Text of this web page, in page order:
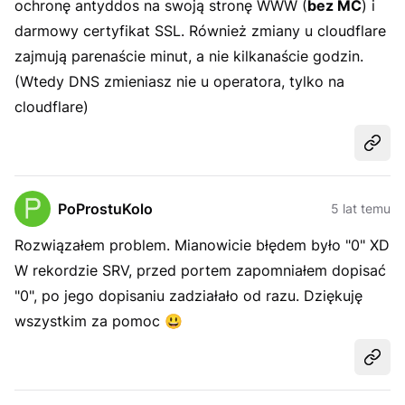
ochronę antyddos na swoją stronę WWW (bez MC) i
darmowy certyfikat SSL. Również zmiany u cloudflare
zajmują parenaście minut, a nie kilkanaście godzin.
(Wtedy DNS zmieniasz nie u operatora, tylko na
cloudflare)
PoProstuKolo 5 lat temu
Rozwiązałem problem. Mianowicie błędem było "0" XD
W rekordzie SRV, przed portem zapomniałem dopisać
"0", po jego dopisaniu zadziałało od razu. Dziękuję
wszystkim za pomoc 😃